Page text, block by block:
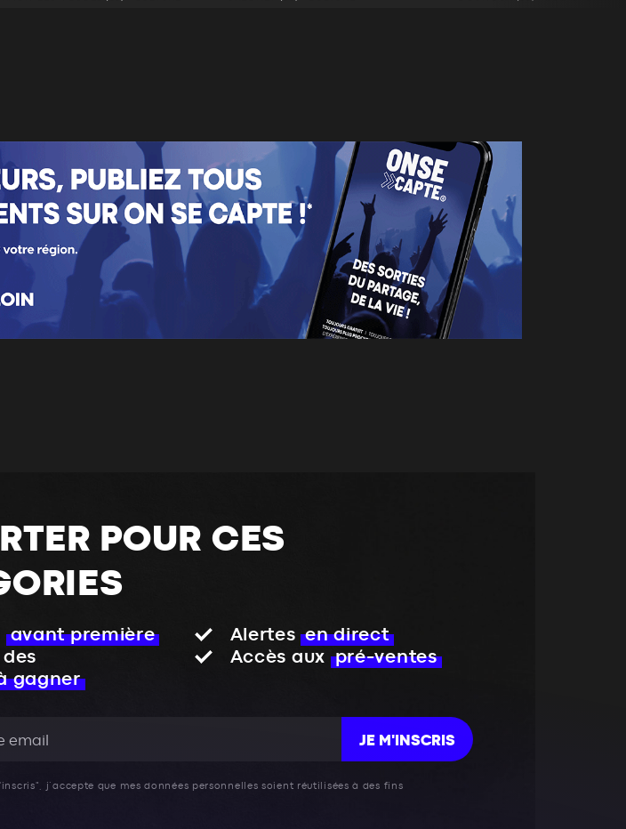
POUR CES
avant première Alertes en direct
gagner
Accès aux pré-ventes
JE M'INSCRIS
j’accepte que mes données personnelles soient réutilisées à des fins